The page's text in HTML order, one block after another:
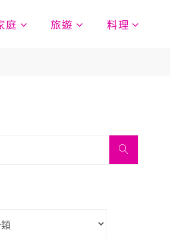
庭 旅遊 料理